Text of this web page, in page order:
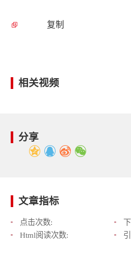
复制
相关视频
分享
文章指标
点击次数:
Html阅读次数: